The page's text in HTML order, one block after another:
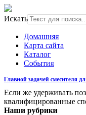
Искать
Домашняя
Карта сайта
Каталог
События
Главной задачей смесителя
Если же удерживать
квалифицированные
Наши рубрики